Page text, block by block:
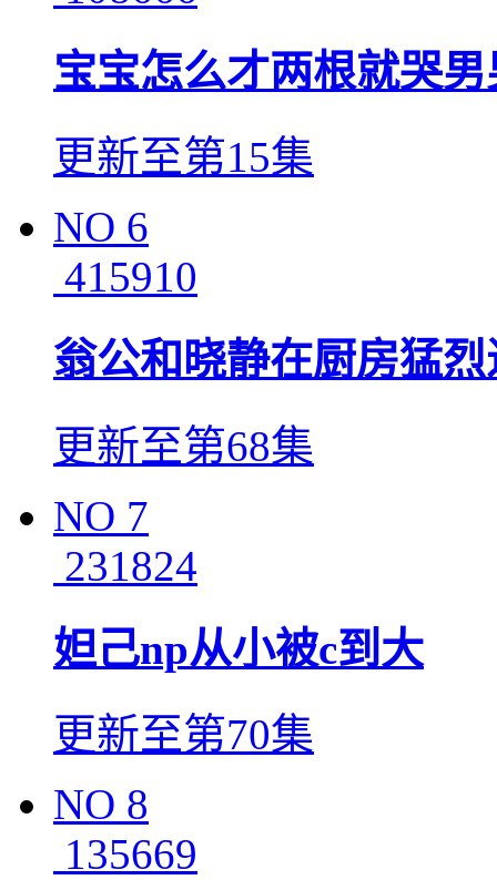
宝宝怎么才两根就哭
更新至第15集
NO 6
415910
翁公和晓静在厨房猛烈
更新至第68集
NO 7
231824
妲己np从小被c到大
更新至第70集
NO 8
135669